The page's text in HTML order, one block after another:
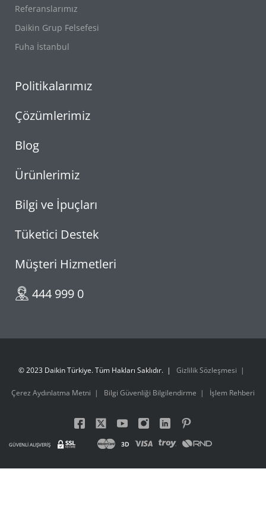
Referanslarımız
Daikin Grup Felsefesi
Fuha İstanbul
Politikalarımız
Çözümlerimiz
Blog
Ürünlerimiz
Bilgi ve İpuçları
Tüketici Destek
Müşteri Hizmetleri
444 999 0
© 2023 Daikin Türkiye. Tüm Hakları Saklıdır. Gizlilik Sözleşmesi
Çerez Aydınlatma Metni Bilgi Güvenliği Bilgilendirme İşlem Rehberi
GÜVENLİ ALIŞVERİŞ 3D